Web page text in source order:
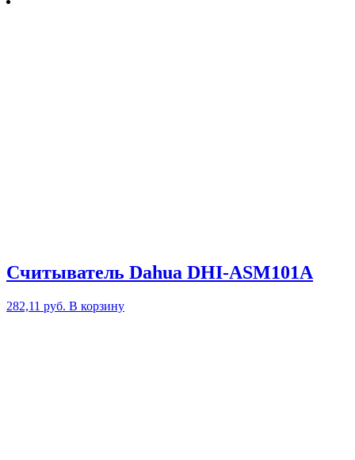
Считыватель Dahua DHI-ASM101A
282,11 руб. В корзину